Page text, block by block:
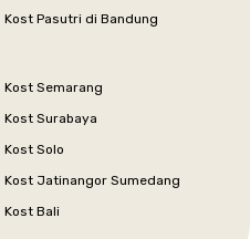
Kost Pasutri di Bandung
Kost Semarang
Kost Surabaya
Kost Solo
Kost Jatinangor Sumedang
Kost Bali